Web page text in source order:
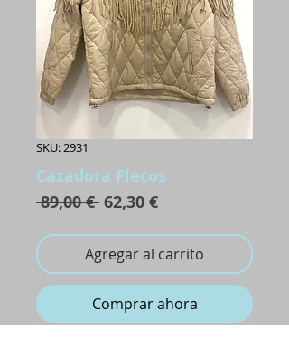
SKU: 2931
Cazadora Flecos
89,00 € Precio
62,30 €Precio
oferta
Agregar al carrito
Comprar ahora